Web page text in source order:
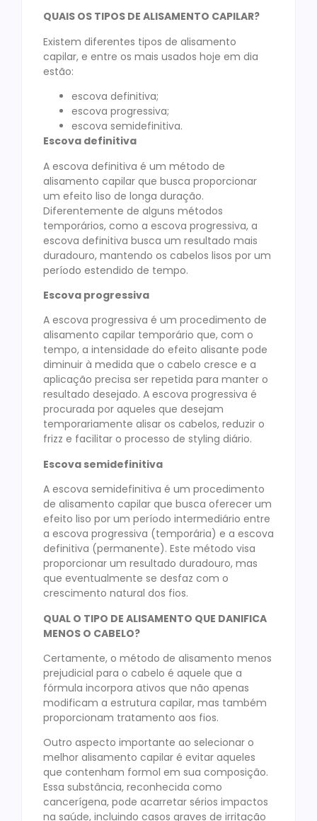
QUAIS OS TIPOS DE ALISAMENTO CAPILAR?
Existem diferentes tipos de alisamento
capilar, e entre os mais usados hoje em dia
estão:
escova definitiva;
escova progressiva;
escova semidefinitiva.
Escova definitiva
A escova definitiva é um método de
alisamento capilar que busca proporcionar
um efeito liso de longa duração.
Diferentemente de alguns métodos
temporários, como a escova progressiva, a
escova definitiva busca um resultado mais
duradouro, mantendo os cabelos lisos por um
período estendido de tempo.
Escova progressiva
A escova progressiva é um procedimento de
alisamento capilar temporário que, com o
tempo, a intensidade do efeito alisante pode
diminuir à medida que o cabelo cresce e a
aplicação precisa ser repetida para manter o
resultado desejado. A escova progressiva é
procurada por aqueles que desejam
temporariamente alisar os cabelos, reduzir o
frizz e facilitar o processo de styling diário.
Escova semidefinitiva
A escova semidefinitiva é um procedimento
de alisamento capilar que busca oferecer um
efeito liso por um período intermediário entre
a escova progressiva (temporária) e a escova
definitiva (permanente). Este método visa
proporcionar um resultado duradouro, mas
que eventualmente se desfaz com o
crescimento natural dos fios.
QUAL O TIPO DE ALISAMENTO QUE DANIFICA
MENOS O CABELO?
Certamente, o método de alisamento menos
prejudicial para o cabelo é aquele que a
fórmula incorpora ativos que não apenas
modificam a estrutura capilar, mas também
proporcionam tratamento aos fios.
Outro aspecto importante ao selecionar o
melhor alisamento capilar é evitar aqueles
que contenham formol em sua composição.
Essa substância, reconhecida como
cancerígena, pode acarretar sérios impactos
na saúde, incluindo casos graves de irritação